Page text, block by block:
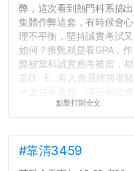
弊，這次看到熱門科系搞出
集體作弊這套，有時候會心
理不平衡，堅持誠實考試又
如何？推甄就是看GPA，作
弊被當和誠實應考被當，都
是D、E...有人會選擇前者賭
心教授看起來要輕輕放下
長作弊的風氣。
點擊打開全文
#靠清3459